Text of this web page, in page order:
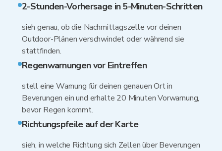
2-Stunden-Vorhersage in 5-Minuten-Schritten
sieh genau, ob die Nachmittagszelle vor deinen
Outdoor-Plänen verschwindet oder während sie
stattfinden.
Regenwarnungen vor Eintreffen
stell eine Warnung für deinen genauen Ort in
Beverungen ein und erhalte 20 Minuten Vorwarnung,
bevor Regen kommt.
Richtungspfeile auf der Karte
sieh, in welche Richtung sich Zellen über Beverungen